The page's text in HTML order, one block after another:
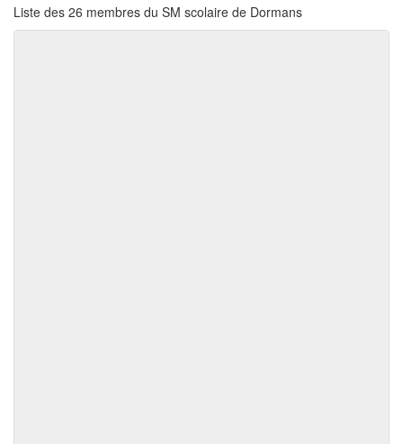
Liste des 26 membres du SM scolaire de Dormans